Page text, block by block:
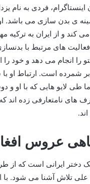
اینستاگرام، فردی به نام
ی بدن سازی می باشد.
کند و از ایران به
فعالیت های مرتبط با
را انجام می دهد و خود را
بر شمرده است. ارتباط
طی لایو هایی که با او
های نامتعارفی زده اند
عروس
دختر ایرانی است که از
علی تلاش آشنا می شود. با